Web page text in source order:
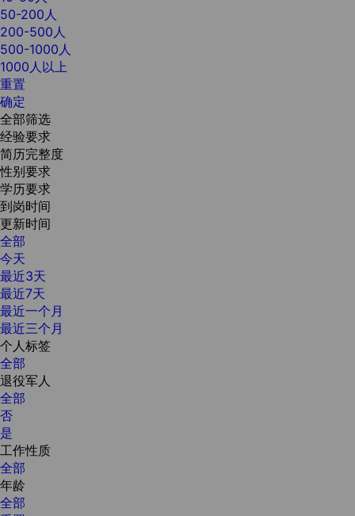
50-200人
200-500人
500-1000人
1000人以上
重置
确定
全部筛选
经验要求
简历完整度
性别要求
学历要求
到岗时间
更新时间
全部
今天
最近3天
最近7天
最近一个月
最近三个月
个人标签
全部
退役军人
全部
否
是
工作性质
全部
年龄
全部